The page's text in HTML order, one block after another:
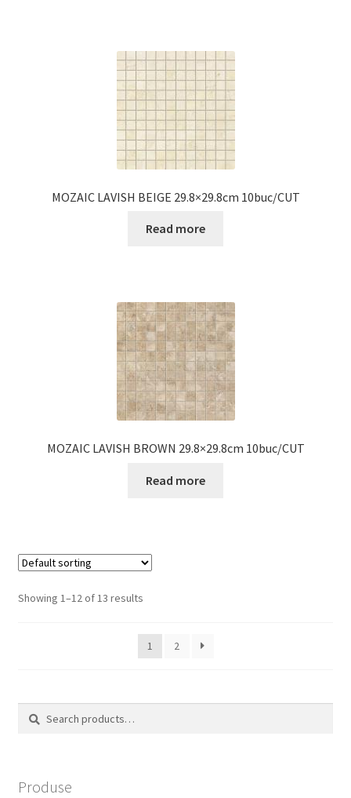
MOZAIC LAVISH BEIGE 29.8×29.8cm 10buc/CUT
Read more
MOZAIC LAVISH BROWN 29.8×29.8cm 10buc/CUT
Read more
Showing 1–12 of 13 results
1 2
Search
Search
Produse